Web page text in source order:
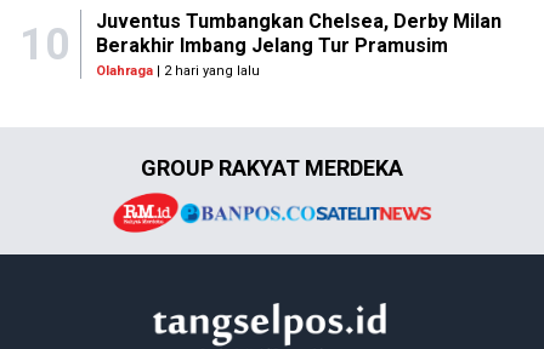
10
Juventus Tumbangkan Chelsea, Derby Milan
Berakhir Imbang Jelang Tur Pramusim
Olahraga| 2 hari yang lalu
GROUP RAKYAT MERDEKA